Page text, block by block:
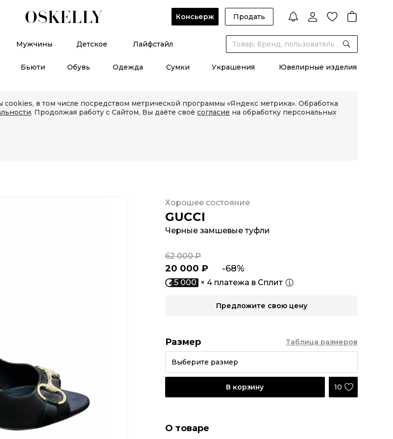
Консьерж Продать
Мужчины Детское Лайфстайл
Бьюти Обувь Одежда Сумки Украшения Ювелирные изделия
в том числе посредством метрической программы «Яндекс метрика». Обработка
. Продолжая работу с Сайтом, Вы даёте своё согласие на обработку персональных
GUCCI
Черные замшевые туфли
Хорошее состояние
20 000 ₽ -68%
62 000 ₽
5 000 × 4 платежа в Сплит
Предложите свою цену
Размер
Выберите размер
Таблица размеров
В корзину 10
О товаре